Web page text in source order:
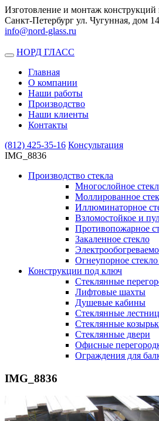
Изготовление и монтаж конструкций
Санкт-Петербург ул. Чугунная, дом 14
info@nord-glass.ru
Toggle
navigation
НОРД ГЛАСС
Главная
О компании
Наши работы
Производство
Наши клиенты
Контакты
(812) 425-35-16 Консультация
IMG_8836
Производство стекла
Многослойное
Моллированное
Иллюминаторное
Взломостойкое и
Противопожарное
Закаленное стекло
Огнеупорное
Конструкции под ключ
Стеклянные
Лифтовые шахты
Душевые кабины
Cтеклянные
Cтеклянные
Cтеклянные двери
Офисные
Ограждения для
IMG_8836